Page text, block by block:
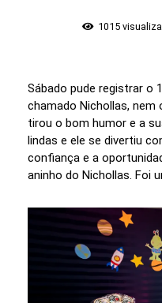
1015
Sábado pude registrar o
chamado Nichollas,
tirou o bom humor e a
lindas e ele se divertiu
confiança e a
aninho do Nichollas. Foi